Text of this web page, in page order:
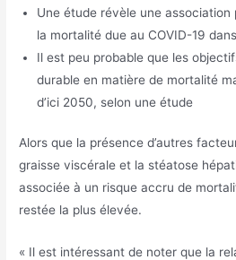
Une étude révèle une association
la mortalité due au COVID-19
Il est peu probable que les
durable en matière de mortalité
d’ici 2050, selon une étude
Alors que la présence d’autres
graisse viscérale et la stéatose
associée à un risque accru de
restée la plus élevée.
« Il est intéressant de noter que la